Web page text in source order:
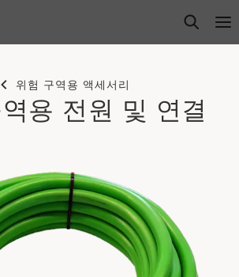
open
위험 구역용 액세서리
용 전원 및 연결